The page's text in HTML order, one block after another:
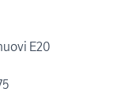
E20